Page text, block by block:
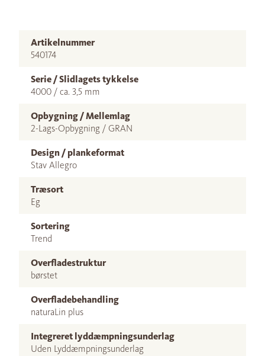
Artikelnummer
540174
Serie / Slidlagets tykkelse
4000 / ca. 3,5 mm
Opbygning / Mellemlag
2-Lags-Opbygning / GRAN
Design / plankeformat
Stav Allegro
Træsort
Eg
Sortering
Trend
Overfladestruktur
børstet
Overfladebehandling
naturaLin plus
Integreret lyddæmpningsunderlag
Uden Lyddæmpningsunderlag